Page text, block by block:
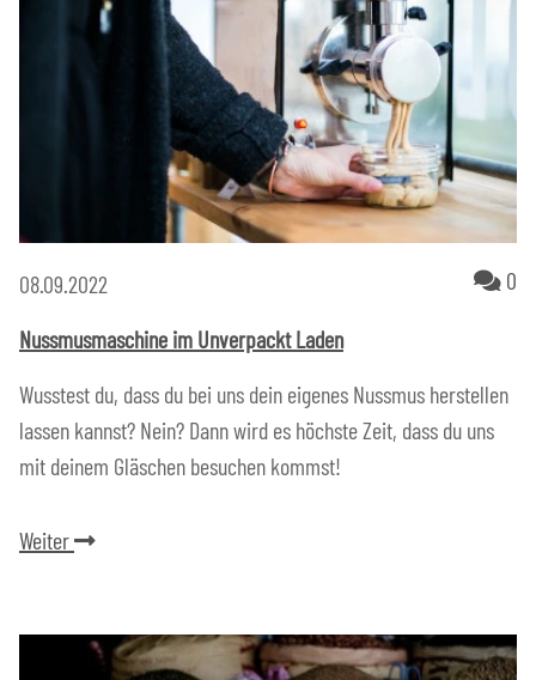
08.09.2022 0
Nussmusmaschine im Unverpackt Laden
Wusstest du, dass du bei uns dein eigenes Nussmus herstellen
lassen kannst? Nein? Dann wird es höchste Zeit, dass du uns
mit deinem Gläschen besuchen kommst!
Weiter